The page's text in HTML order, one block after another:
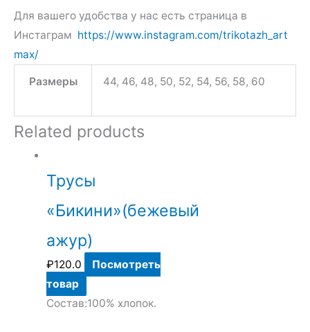
Для вашего удобства у нас есть страница в
Инстаграм https://www.instagram.com/trikotazh_art
max/
Размеры 44, 46, 48, 50, 52, 54, 56, 58, 60
Related products
Трусы
«Бикини»(бежевый
ажур)
₽120.0
Посмотреть
товар
Состав:100% хлопок.